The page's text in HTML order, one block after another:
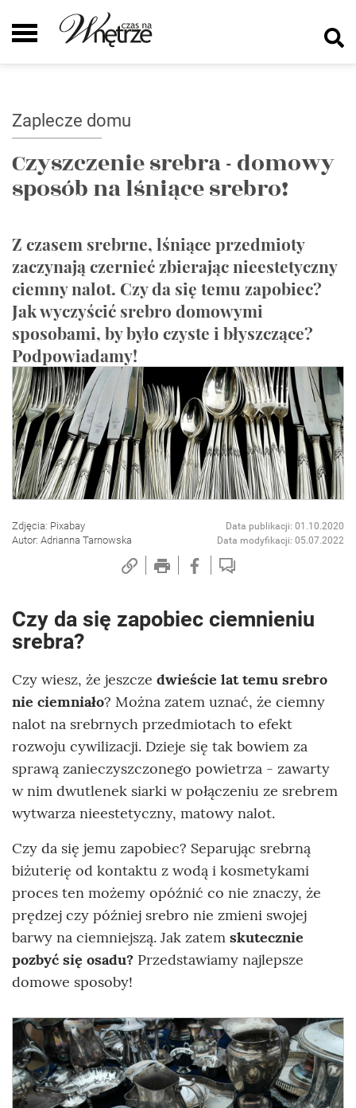
Zaplecze domu
Czyszczenie srebra - domowy
sposób na lśniące srebro!
Z czasem srebrne, lśniące przedmioty
zaczynają czernieć zbierając nieestetyczny
ciemny nalot. Czy da się temu zapobiec?
Jak wyczyścić srebro domowymi
sposobami, by było czyste i błyszczące?
Podpowiadamy!
Zdjęcia: Pixabay
Autor: Adrianna Tarnowska
Data publikacji: 01.10.2020
Data modyfikacji: 05.07.2022
Czy da się zapobiec ciemnieniu
srebra?
Czy wiesz, że jeszcze dwieście lat temu srebro
nie ciemniało? Można zatem uznać, że ciemny
nalot na srebrnych przedmiotach to efekt
rozwoju cywilizacji. Dzieje się tak bowiem za
sprawą zanieczyszczonego powietrza - zawarty
w nim dwutlenek siarki w połączeniu ze srebrem
wytwarza nieestetyczny, matowy nalot.
Czy da się jemu zapobiec? Separując srebrną
biżuterię od kontaktu z wodą i kosmetykami
proces ten możemy opóźnić co nie znaczy, że
prędzej czy później srebro nie zmieni swojej
barwy na ciemniejszą. Jak zatem skutecznie
pozbyć się osadu? Przedstawiamy najlepsze
domowe sposoby!